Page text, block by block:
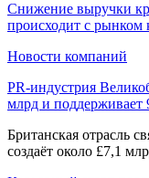
Снижение выручки
происходит с рынком
Новости компаний
PR-индустрия
млрд и
Британская отрасль
создаёт около £7,1